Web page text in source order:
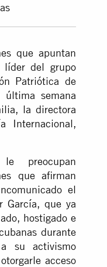
que apuntan
líder del grupo
Patriótica de
última semana
la directora
Internacional,
preocupan
que afirman
el
García, que ya
hostigado e
durante
su activismo
acceso